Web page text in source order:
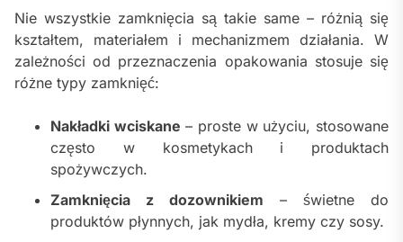
Nie wszystkie zamknięcia są takie same – różnią się
kształtem, materiałem i mechanizmem działania. W
zależności od przeznaczenia opakowania stosuje się
różne typy zamknięć:
Nakładki wciskane – proste w użyciu, stosowane
często w kosmetykach i produktach
spożywczych.
Zamknięcia z dozownikiem – świetne do
produktów płynnych, jak mydła, kremy czy sosy.